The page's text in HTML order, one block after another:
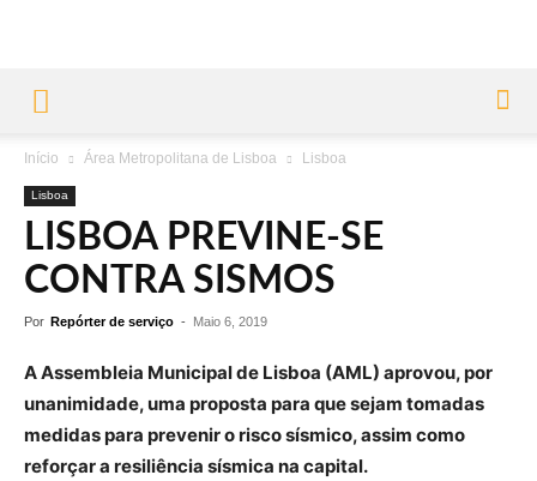
Início Área Metropolitana de Lisboa Lisboa
Lisboa
LISBOA PREVINE-SE
CONTRA SISMOS
Por Repórter de serviço - Maio 6, 2019
A Assembleia Municipal de Lisboa (AML) aprovou, por
unanimidade, uma proposta para que sejam tomadas
medidas para prevenir o risco sísmico, assim como
reforçar a resiliência sísmica na capital.